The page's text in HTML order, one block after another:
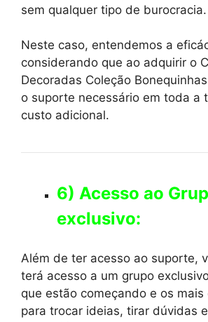
sem qualquer tipo de burocracia.
Neste caso, entendemos a
considerando que ao adquirir o
Decoradas Coleção
o suporte necessário em toda a
custo adicional.
6) Acesso ao
exclusivo:
Além de ter acesso ao suporte,
terá acesso a um grupo
que estão começando e os mais
para trocar ideias, tirar dúvidas